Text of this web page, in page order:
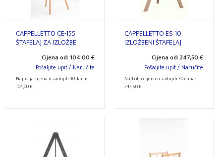
CAPPELLETTO CE-155
ŠTAFELAJ ZA IZLOŽBE
Cijena od: 104,00 €
Pošaljite upit / Naručite
Najbolja cijena u zadnjih 30 dana:
104,00 €
CAPPELLETTO ES 10
IZLOŽBENI ŠTAFELAJ
Cijena od: 247,50 €
Pošaljite upit / Naručite
Najbolja cijena u zadnjih 30 dana:
247,50 €